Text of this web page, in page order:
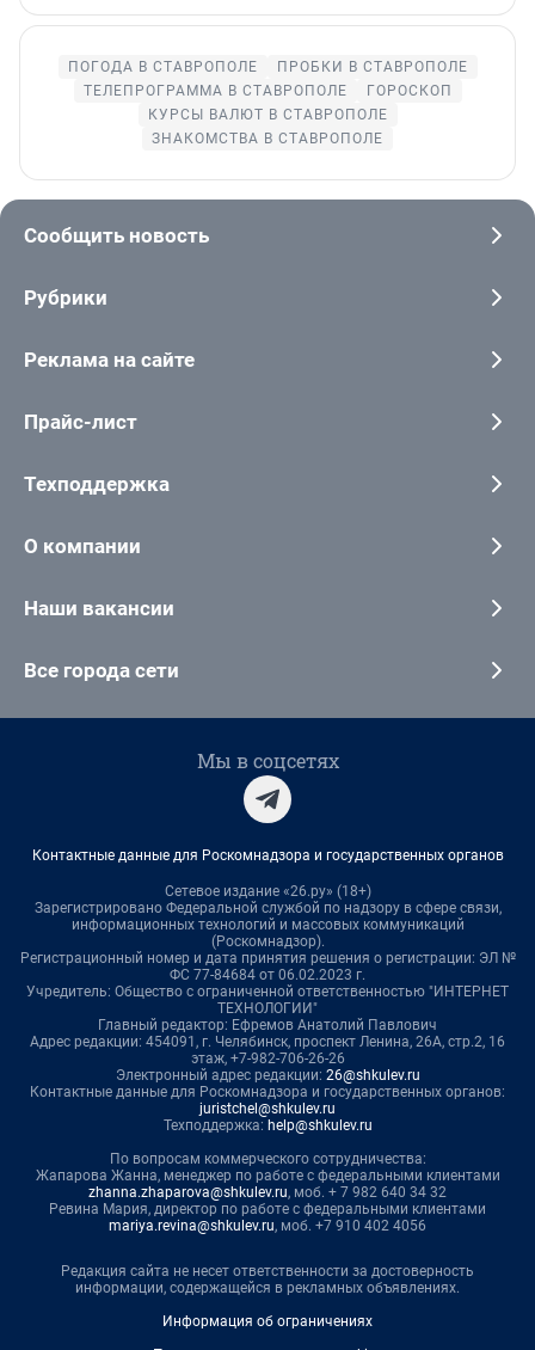
ПОГОДА В СТАВРОПОЛЕ
ПРОБКИ В СТАВРОПОЛЕ
ТЕЛЕПРОГРАММА В СТАВРОПОЛЕ
ГОРОСКОП
КУРСЫ ВАЛЮТ В СТАВРОПОЛЕ
ЗНАКОМСТВА В СТАВРОПОЛЕ
Сообщить новость
Рубрики
Реклама на сайте
Прайс-лист
Техподдержка
О компании
Наши вакансии
Все города сети
Мы в соцсетях
Контактные данные для Роскомнадзора и государственных органов
Сетевое издание «26.ру» (18+)
Зарегистрировано Федеральной службой по надзору в сфере связи,
информационных технологий и массовых коммуникаций
(Роскомнадзор).
Регистрационный номер и дата принятия решения о регистрации: ЭЛ №
ФС 77-84684 от 06.02.2023 г.
Учредитель: Общество с ограниченной ответственностью "ИНТЕРНЕТ
ТЕХНОЛОГИИ"
Главный редактор: Ефремов Анатолий Павлович
Адрес редакции: 454091, г. Челябинск, проспект Ленина, 26А, стр.2, 16
этаж, +7-982-706-26-26
Электронный адрес редакции: 26@shkulev.ru
Контактные данные для Роскомнадзора и государственных органов:
juristchel@shkulev.ru
Техподдержка: help@shkulev.ru
По вопросам коммерческого сотрудничества:
Жапарова Жанна, менеджер по работе с федеральными клиентами
zhanna.zhaparova@shkulev.ru, моб. + 7 982 640 34 32
Ревина Мария, директор по работе с федеральными клиентами
mariya.revina@shkulev.ru, моб. +7 910 402 4056
Редакция сайта не несет ответственности за достоверность
информации, содержащейся в рекламных объявлениях.
Информация об ограничениях